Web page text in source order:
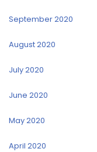
September 2020
August 2020
July 2020
June 2020
May 2020
April 2020